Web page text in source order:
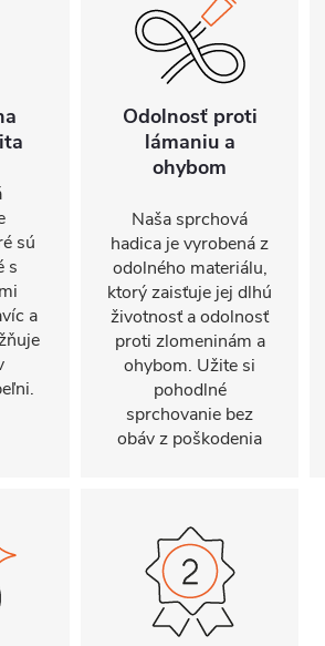
sú
s
a
Odolnosť proti
lámaniu a
ohybom
Naša sprchová
hadica je vyrobená z
odolného materiálu,
ktorý zaisťuje jej dlhú
životnosť a odolnosť
proti zlomeninám a
ohybom. Užite si
pohodlné
sprchovanie bez
obáv z poškodenia